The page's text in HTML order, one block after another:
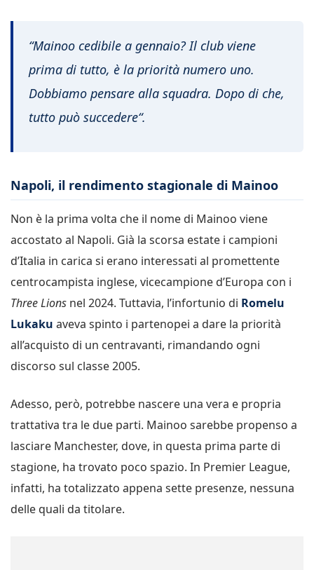
“Mainoo cedibile a gennaio? Il club viene
prima di tutto, è la priorità numero uno.
Dobbiamo pensare alla squadra. Dopo di che,
tutto può succedere“.
Napoli, il rendimento stagionale di Mainoo
Non è la prima volta che il nome di Mainoo viene
accostato al Napoli. Già la scorsa estate i campioni
d’Italia in carica si erano interessati al promettente
centrocampista inglese, vicecampione d’Europa con i
Three Lions nel 2024. Tuttavia, l’infortunio di Romelu
Lukaku aveva spinto i partenopei a dare la priorità
all’acquisto di un centravanti, rimandando ogni
discorso sul classe 2005.
Adesso, però, potrebbe nascere una vera e propria
trattativa tra le due parti. Mainoo sarebbe propenso a
lasciare Manchester, dove, in questa prima parte di
stagione, ha trovato poco spazio. In Premier League,
infatti, ha totalizzato appena sette presenze, nessuna
delle quali da titolare.